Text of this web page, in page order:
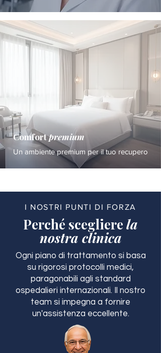
Comfortpremium
Un ambiente premium per il tuo recupero
I NOSTRI PUNTI DI FORZA
Perché scegliere la
nostra clinica
Ogni piano di trattamento si basa
su rigorosi protocolli medici,
paragonabili agli standard
ospedalieri internazionali. Il nostro
team si impegna a fornire
un'assistenza eccellente.